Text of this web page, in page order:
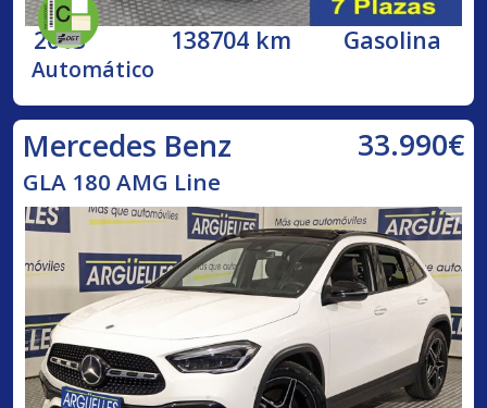
2013 138704 km Gasolina
Automático
Mercedes Benz 33.990€
GLA 180 AMG Line